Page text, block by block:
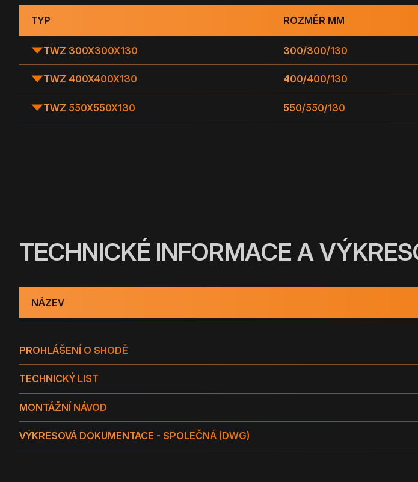
TYP ROZMĚR MM
TWZ 300X300X130 300/300/130
TWZ 400X400X130 400/400/130
TWZ 550X550X130 550/550/130
TECHNICKÉ INFORMACE A
NÁZEV
PROHLÁŠENÍ O SHODĚ
TECHNICKÝ LIST
MONTÁŽNÍ NÁVOD
VÝKRESOVÁ DOKUMENTACE - SPOLEČNÁ (DWG)